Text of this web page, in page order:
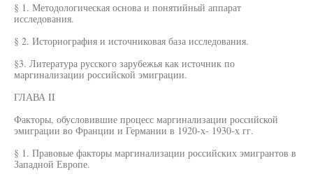
§ 1. Методологическая основа и понятийный аппарат
исследования.
§ 2. Историография и источниковая база исследования.
§3. Литература русского зарубежья как источник по
маргинализации российской эмиграции.
ГЛАВА II
Факторы, обусловившие процесс маргинализации российской
эмиграции во Франции и Германии в 1920-х- 1930-х гг.
§ 1. Правовые факторы маргинализации российских эмигрантов в
Западной Европе.